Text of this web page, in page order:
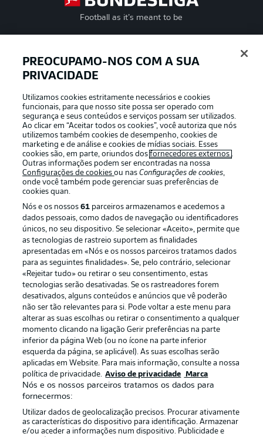
Football as it’s meant to be
APLICATIVO DA BUNDESLIGA
Oferecido por
Publicidade Avisos legais
Gerir preferências Aviso de privacidade
Emissoras
Trabalhe conosco Marca
Contato Jogadores
PREOCUPAMO-NOS COM A SUA
PRIVACIDADE
Utilizamos cookies estritamente necessários e cookies
funcionais, para que nosso site possa ser operado com
segurança e seus conteúdos e serviços possam ser utilizados.
Ao clicar em “Aceitar todos os cookies”, você autoriza que nós
utilizemos também cookies de desempenho, cookies de
marketing e de análise e cookies de mídias sociais. Esses
cookies são, em parte, oriundos dosfornecedores externos .
Outras informações podem ser encontradas na nossa
Configurações de cookiesou nasConfigurações de cookies,
onde você também pode gerenciar suas preferências de
cookies quan.
Nós e os nossos61 parceiros armazenamos e acedemos a
dados pessoais, como dados de navegação ou identificadores
únicos, no seu dispositivo. Se selecionar «Aceito», permite que
as tecnologias de rastreio suportem as finalidades
apresentadas em «Nós e os nossos parceiros tratamos dados
para as seguintes finalidades». Se, pelo contrário, selecionar
«Rejeitar tudo» ou retirar o seu consentimento, estas
tecnologias serão desativadas. Se os rastreadores forem
desativados, alguns conteúdos e anúncios que vê poderão
não ser tão relevantes para si. Pode voltar a este menu para
alterar as suas escolhas ou retirar o consentimento a qualquer
momento clicando na ligação Gerir preferências na parte
inferior da página Web (ou no ícone na parte inferior
esquerda da página, se aplicável). As suas escolhas serão
aplicadas em Website. Para mais informação, consulte a nossa
política de privacidade. Aviso de privacidade Marca
Nós e os nossos parceiros tratamos os dados para
fornecermos:
Utilizar dados de geolocalização precisos. Procurar ativamente
as características do dispositivo para identificação. Armazenar
e/ou aceder a informações num dispositivo. Publicidade e